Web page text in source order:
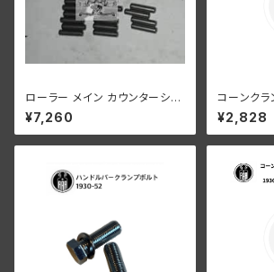
ローラー メイン カウンターシャ
フト 0008"オーバーサイズ 24
個 ハーレーダビッドソン
¥7,260
コーンクラ
リングダ
年 EL FL
¥2,828